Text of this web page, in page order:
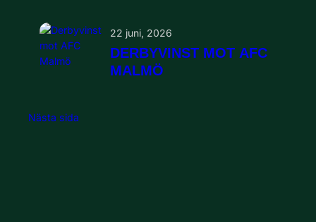
22 juni, 2026
DERBYVINST MOT AFC
MALMÖ
Nästa sida